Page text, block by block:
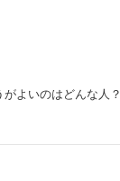
よいのはどんな人？